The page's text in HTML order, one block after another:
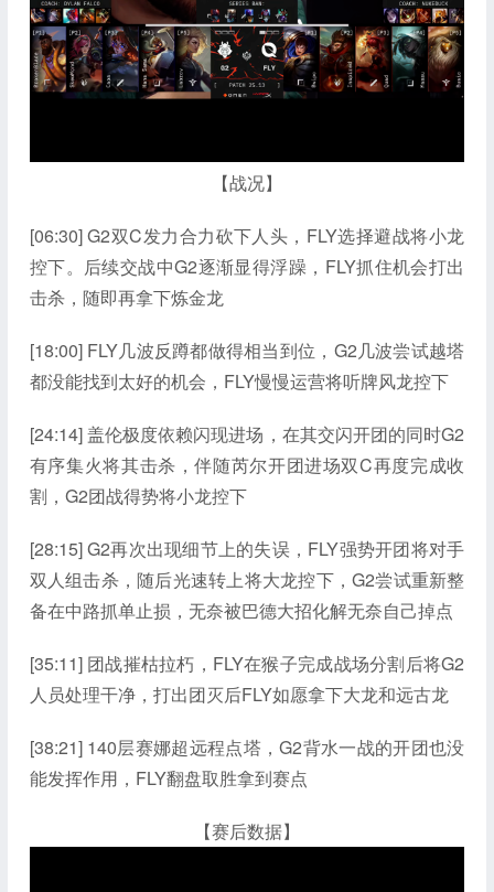
【战况】
[06:30] G2双C发力合力砍下人头，FLY选择避战将小龙
控下。后续交战中G2逐渐显得浮躁，FLY抓住机会打出
击杀，随即再拿下炼金龙
[18:00] FLY几波反蹲都做得相当到位，G2几波尝试越塔
都没能找到太好的机会，FLY慢慢运营将听牌风龙控下
[24:14] 盖伦极度依赖闪现进场，在其交闪开团的同时G2
有序集火将其击杀，伴随芮尔开团进场双C再度完成收
割，G2团战得势将小龙控下
[28:15] G2再次出现细节上的失误，FLY强势开团将对手
双人组击杀，随后光速转上将大龙控下，G2尝试重新整
备在中路抓单止损，无奈被巴德大招化解无奈自己掉点
[35:11] 团战摧枯拉朽，FLY在猴子完成战场分割后将G2
人员处理干净，打出团灭后FLY如愿拿下大龙和远古龙
[38:21] 140层赛娜超远程点塔，G2背水一战的开团也没
能发挥作用，FLY翻盘取胜拿到赛点
【赛后数据】